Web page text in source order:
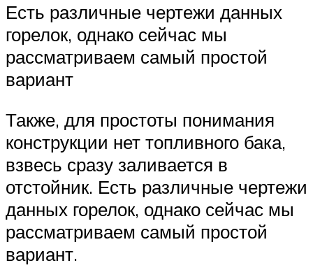
Есть различные чертежи данных
горелок, однако сейчас мы
рассматриваем самый простой
вариант
Также, для простоты понимания
конструкции нет топливного бака,
взвесь сразу заливается в
отстойник. Есть различные чертежи
данных горелок, однако сейчас мы
рассматриваем самый простой
вариант.